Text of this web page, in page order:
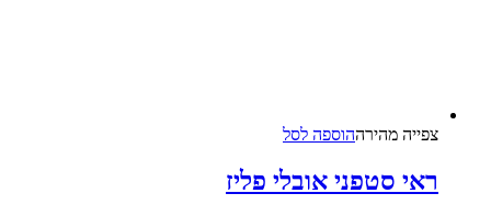
צפייה‬ ‫מהירה‬הוספה לסל
ראי סטפני אובלי פליז